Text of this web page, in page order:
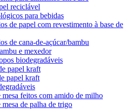
reciclável
para bebidas
de papel com revestimento à base de
de cana-de-açúcar/bambu
e mexedor
biodegradáveis
papel kraft
papel kraft
feitos com amido de milho
de palha de trigo